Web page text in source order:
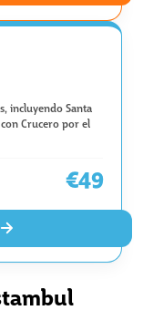
incluyendo Santa
Crucero por el
€49